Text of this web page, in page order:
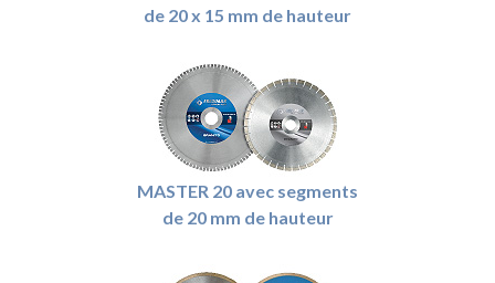
de 20 x 15 mm de hauteur
MASTER 20 avec segments
de 20 mm de hauteur